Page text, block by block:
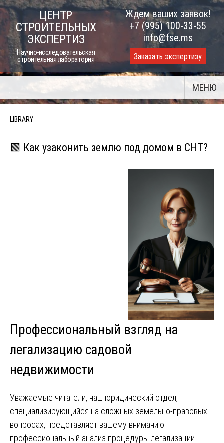
Skip
to
content
ЦЕНТР
СТРОИТЕЛЬНЫХ
ЭКСПЕРТИЗ
Научно-исследовательская
строительная лаборатория
Ждем ваших заявок!
+7 (995) 100-33-55
info@fse.ms
Заказать экспертизу
МЕНЮ
LIBRARY
🟩 Как узаконить землю под домом в СНТ?
Профессиональный взгляд на
легализацию садовой
недвижимости
Уважаемые читатели, наш юридический отдел,
специализирующийся на сложных земельно-правовых
вопросах, представляет вашему вниманию
профессиональный анализ процедуры легализации